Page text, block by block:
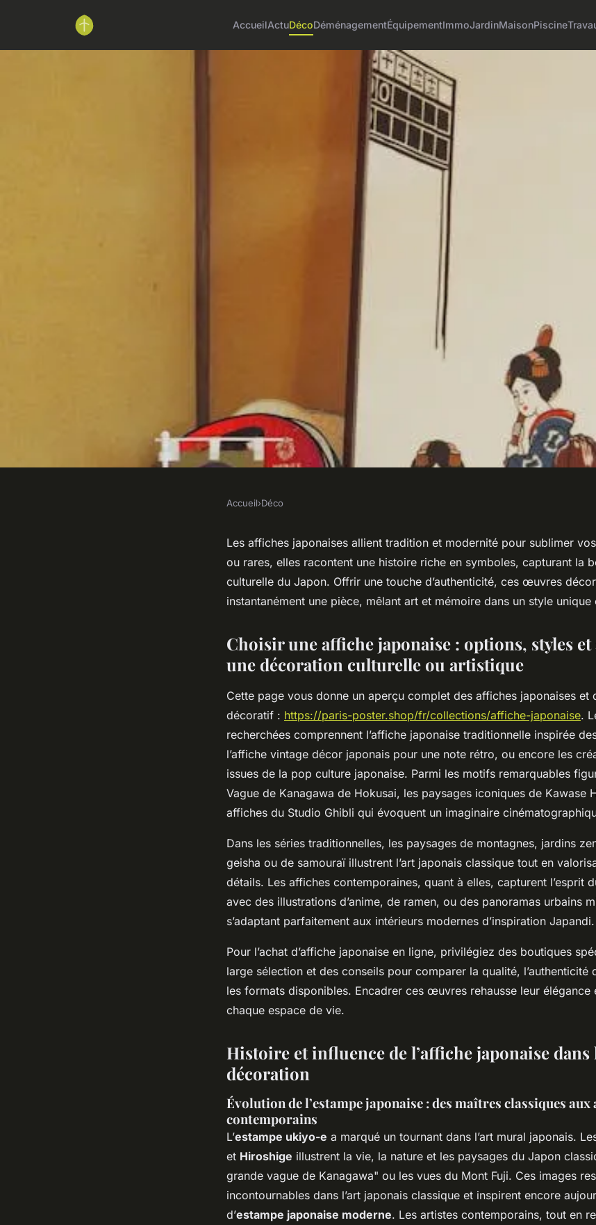
AccueilActuDécoDéménagementÉquipementImmoJardinMaisonPiscine
Affiche japonaise : art et décoration
pour un style unique
Accueil›Déco
Les affiches japonaises allient tradition et modernité pour sublimer
ou rares, elles racontent une histoire riche en symboles, capturant la
culturelle du Japon. Offrir une touche d’authenticité, ces œuvres
instantanément une pièce, mêlant art et mémoire dans un style unique
Choisir une affiche japonaise : options, styles
une décoration culturelle ou artistique
Cette page vous donne un aperçu complet des affiches japonaises et
décoratif : https://paris-poster.shop/fr/collections/affiche-japonaise.
recherchées comprennent l’affiche japonaise traditionnelle inspirée
l’affiche vintage décor japonais pour une note rétro, ou encore les
issues de la pop culture japonaise. Parmi les motifs remarquables
Vague de Kanagawa de Hokusai, les paysages iconiques de Kawase
affiches du Studio Ghibli qui évoquent un imaginaire
Dans les séries traditionnelles, les paysages de montagnes, jardins
geisha ou de samouraï illustrent l’art japonais classique tout en
détails. Les affiches contemporaines, quant à elles, capturent l’esprit
avec des illustrations d’anime, de ramen, ou des panoramas urbains
s’adaptant parfaitement aux intérieurs modernes d’inspiration Japandi.
Pour l’achat d’affiche japonaise en ligne, privilégiez des boutiques
large sélection et des conseils pour comparer la qualité, l’authenticité
les formats disponibles. Encadrer ces œuvres rehausse leur élégance
chaque espace de vie.
Histoire et influence de l’affiche japonaise dans
décoration
Évolution de l’estampe japonaise : des maîtres classiques
contemporains
L’estampe ukiyo-e a marqué un tournant dans l’art mural japonais.
et Hiroshige illustrent la vie, la nature et les paysages du Japon
grande vague de Kanagawa" ou les vues du Mont Fuji. Ces images
incontournables dans l’art japonais classique et inspirent encore
d’estampe japonaise moderne. Les artistes contemporains, tout en